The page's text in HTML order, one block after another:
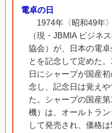
電卓の日
1974年〈昭和49年
（現・JBMIA ビジネ
協会）が、日本の電
とを記念して定めた
日にシャープが国産
念し、記念日は覚え
た。シャープの国産
機）は、オールトラ
して発売され、価格